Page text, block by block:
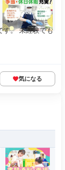
す。 未経験でも
気になる